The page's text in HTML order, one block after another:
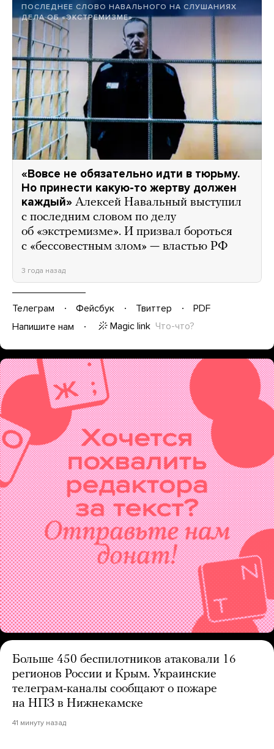
ПОСЛЕДНЕЕ СЛОВО НАВАЛЬНОГО НА СЛУШАНИЯХ
ДЕЛА ОБ «ЭКСТРЕМИЗМЕ»
«Вовсе не обязательно идти в тюрьму.
Но принести какую-то жертву должен
каждый» Алексей Навальный выступил
с последним словом по делу
об «экстремизме». И призвал бороться
с «бессовестным злом» — властью РФ
3 года назад
Телеграм Фейсбук Твиттер
PDF
Напишите нам
Magic link Что-что?
Больше 450 беспилотников атаковали 16
регионов России и Крым. Украинские
телеграм-каналы сообщают о пожаре
на НПЗ в Нижнекамске
41 минуту назад